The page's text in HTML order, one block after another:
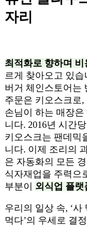
자리
최적화로 향하며
르게 찾아오고 있
버거 체인스토어는
주문은 키오스크로
손님이 하는 매장
니다. 2016년 시간
키오스크는 팬데믹
니다. 이제 조리의
은 자동화의 모든
식자재업을 주력으
부분이 외식업 플랫
우리의 일상 속, ‘사
먹다’의 우세로 결